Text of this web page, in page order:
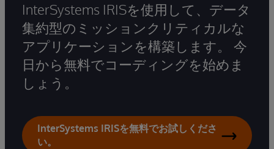
InterSystems IRISを使用して、データ
集約型のミッションクリティカルな
アプリケーションを構築します。 今
日から無料でコーディングを始めま
しょう。
InterSystems IRISを無料でお試しくださ
い。